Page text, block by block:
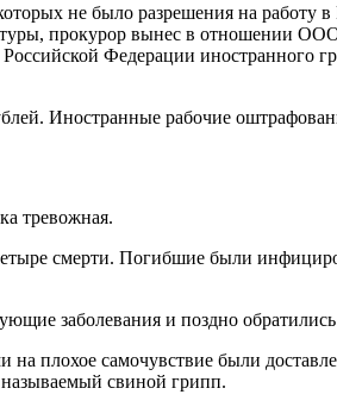
не было разрешения на работу в
прокурор вынес в отношении
Федерации иностранного
Иностранные рабочие
тревожная.
смерти. Погибшие были
заболевания и поздно
плохое самочувствие были
свиной грипп.